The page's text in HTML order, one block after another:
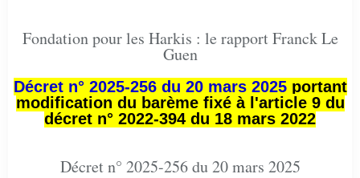
Fondation pour les Harkis : le rapport Franck Le
Guen
Décret n° 2025-256 du 20 mars 2025portant
modification du barème fixé à l'article 9 du
décret n° 2022-394 du 18 mars 2022
Décret n° 2025-256 du 20 mars 2025